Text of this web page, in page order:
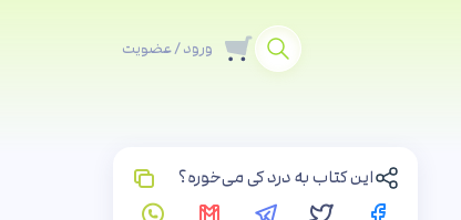
ورود / عضویت
این کتاب به درد کی می‌خوره؟